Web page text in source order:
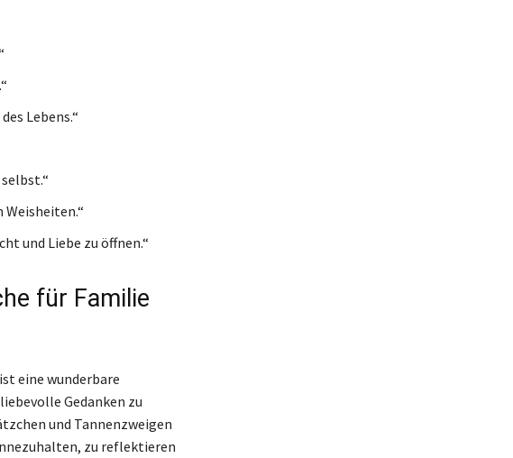
Lebens.“
Weisheiten.“
und Liebe zu öffnen.“
für Familie
eine wunderbare
Gedanken zu
und Tannenzweigen
zu reflektieren